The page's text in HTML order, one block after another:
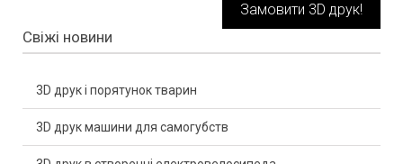
Замовити 3D друк!
Свіжі новини
3D друк і порятунок тварин
3D друк машини для самогубств